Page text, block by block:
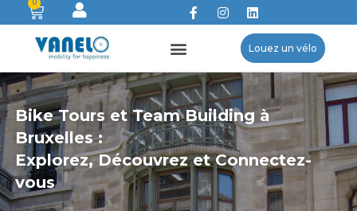
0
Louez un vélo
Bike Tours et Team Building à
Bruxelles :
Explorez, Découvrez et Connectez-
vous